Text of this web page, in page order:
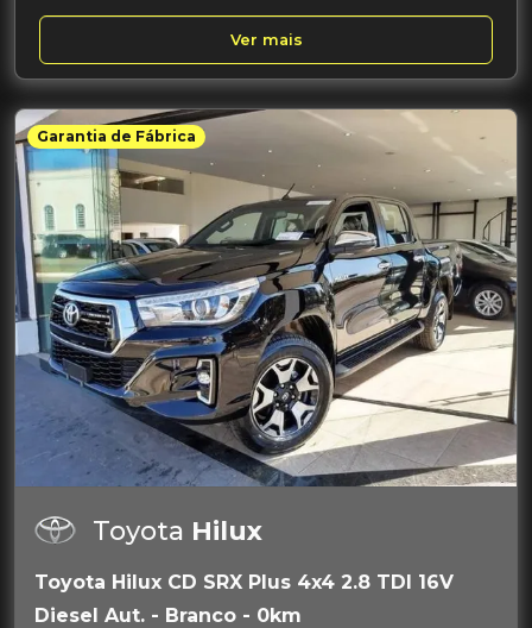
Ver mais
Garantia de Fábrica
Toyota Hilux
Toyota Hilux CD SRX Plus 4x4 2.8 TDI 16V
Diesel Aut. - Branco - 0km